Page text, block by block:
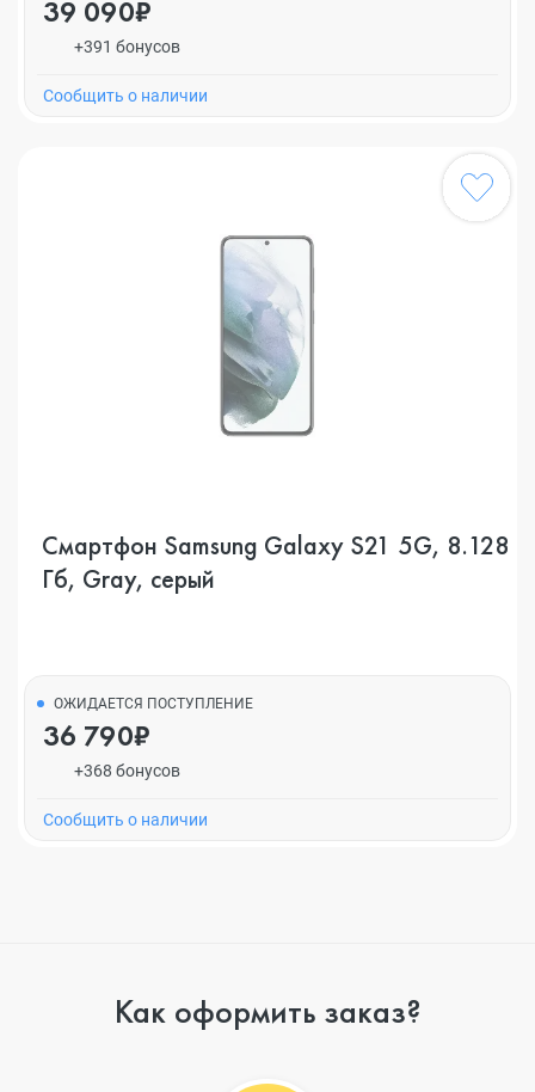
39 090₽
+391 бонусов
Cообщить о наличии
Смартфон Samsung Galaxy S21 5G, 8.128
Гб, Gray, серый
ОЖИДАЕТСЯ ПОСТУПЛЕНИЕ
36 790₽
+368 бонусов
Cообщить о наличии
Как оформить заказ?